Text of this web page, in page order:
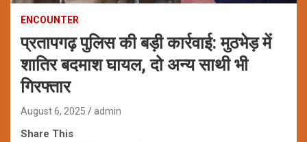
ENCOUNTER
प्रतापगढ़ पुलिस की बड़ी कार्रवाई: मुठभेड़ में
शातिर बदमाश घायल, दो अन्य साथी भी
गिरफ्तार
August 6, 2025 admin
Share This